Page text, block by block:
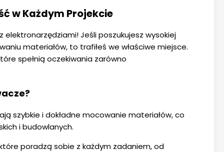
w Każdym Projekcie
elektronarzędziami! Jeśli poszukujesz wysokiej
materiałów, to trafiłeś we właściwe miejsce.
spełnią oczekiwania zarówno
szybkie i dokładne mocowanie materiałów, co
i budowlanych.
poradzą sobie z każdym zadaniem, od